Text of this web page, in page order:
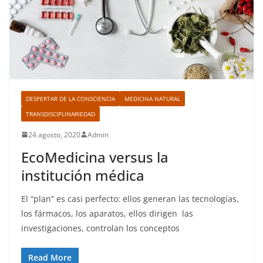
DESPERTAR DE LA CONSCIENCIA
MEDICINA NATURAL
TRANSDISCIPLINARIEDAD
24 agosto, 2020 Admin
EcoMedicina versus la
institución médica
El “plan” es casi perfecto: ellos generan las tecnologías,
los fármacos, los aparatos, ellos dirigen las
investigaciones, controlan los conceptos
Read More